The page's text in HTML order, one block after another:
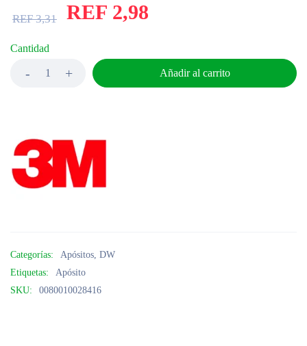
REF3,31 REF 2,98
Cantidad
Añadir al carrito
Categorías: Apósitos, DW
Etiquetas:
Apósito
SKU:
0080010028416